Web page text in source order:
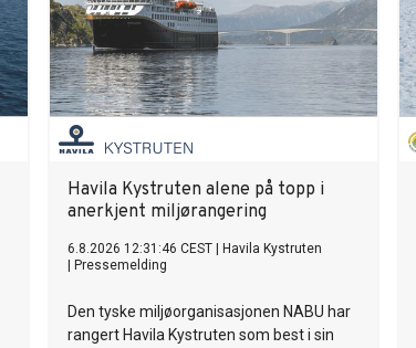
Havila Kystruten alene på topp i
anerkjent miljørangering
6.8.2026 12:31:46 CEST
Havila Kystruten
Pressemelding
Den tyske miljøorganisasjonen NABU har
rangert Havila Kystruten som best i sin